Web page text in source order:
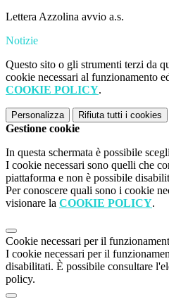
Lettera Azzolina avvio a.s.
Notizie
Questo sito o gli strumenti terzi da
cookie necessari al funzionamento
COOKIE POLICY.
Personalizza Rifiuta tutti i cookies
Gestione cookie
In questa schermata è possibile
I cookie necessari sono quelli che
piattaforma e non è possibile
Per conoscere quali sono i cookie
visionare la COOKIE POLICY.
Cookie necessari per il
I cookie necessari per il
disabilitati. È possibile consultare
policy.